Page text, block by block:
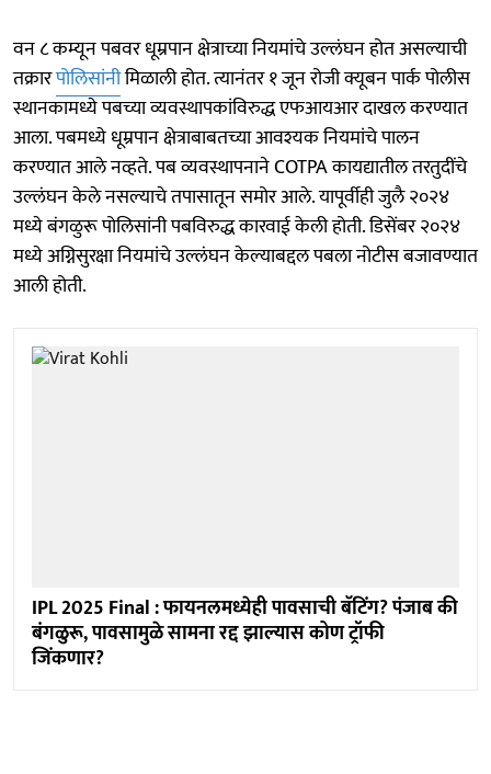
वन ८ कम्यून पबवर धूम्रपान क्षेत्राच्या नियमांचे उल्लंघन होत असल्याची
तक्रारपोलिसांनीमिळाली होत. त्यानंतर १ जून रोजी क्यूबन पार्क पोलीस
स्थानकामध्ये पबच्या व्यवस्थापकांविरुद्ध एफआयआर दाखल करण्यात
आला. पबमध्ये धूम्रपान क्षेत्राबाबतच्या आवश्यक नियमांचे पालन
करण्यात आले नव्हते. पब व्यवस्थापनाने COTPA कायद्यातील तरतुदींचे
उल्लंघन केले नसल्याचे तपासातून समोर आले. यापूर्वीही जुलै २०२४
मध्ये बंगळुरू पोलिसांनी पबविरुद्ध कारवाई केली होती. डिसेंबर २०२४
मध्ये अग्निसुरक्षा नियमांचे उल्लंघन केल्याबद्दल पबला नोटीस बजावण्यात
आली होती.
IPL 2025 Final : फायनलमध्येही पावसाची बॅटिंग? पंजाब की
बंगळुरू, पावसामुळे सामना रद्द झाल्यास कोण ट्रॉफी
जिंकणार?